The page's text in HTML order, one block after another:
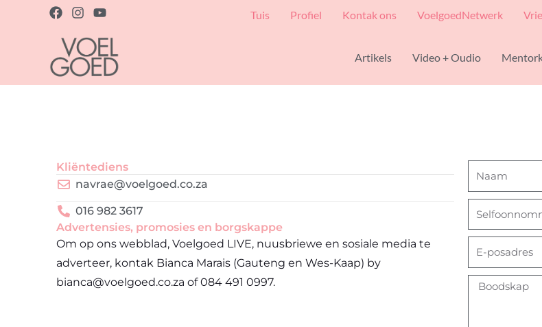
F
a
b
o
o
I
s
t
a
g
r
Y
u
t
u
b
e
Tuis Profiel Kontak ons VoelgoedNetwerk
Artikels Video + Oudio
Kliëntediens
navrae@voelgoed.co.za
016 982 3617
Advertensies, promosies en borgskappe
Om op ons webblad, Voelgoed LIVE, nuusbriewe en sosiale media te
adverteer, kontak Bianca Marais (Gauteng en Wes-Kaap) by
bianca@voelgoed.co.za of084 491 0997.
Naam
E-
posdres
Boodskap